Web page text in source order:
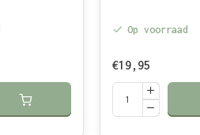
Op voorraad
€19,95